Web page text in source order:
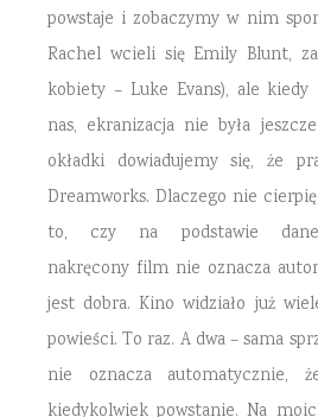
powstaje i zobaczymy w nim
Rachel wcieli się Emily Blunt,
kobiety – Luke Evans), ale kiedy
nas, ekranizacja nie była
okładki dowiadujemy się, że
Dreamworks. Dlaczego nie
to, czy na podstawie
nakręcony film nie oznacza
jest dobra. Kino widziało już
powieści. To raz. A dwa – sama
nie oznacza